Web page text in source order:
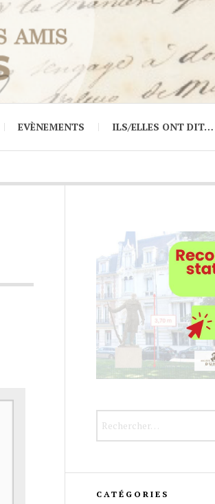
EVÈNEMENTS ILS/ELLES ONT DIT…
CATÉGORIES